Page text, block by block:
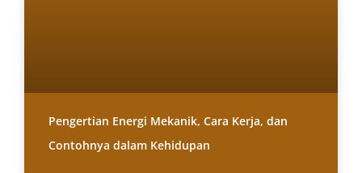
Pengertian Energi Mekanik, Cara Kerja, dan
Contohnya dalam Kehidupan